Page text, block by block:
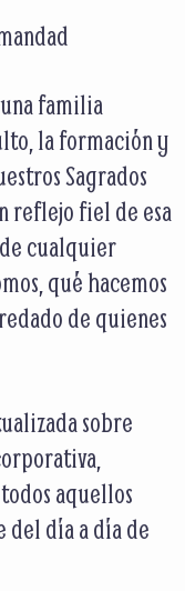
familia
la formación y
Sagrados
reflejo fiel de esa
cualquier
qué hacemos
de quienes
sobre
aquellos
día a día de